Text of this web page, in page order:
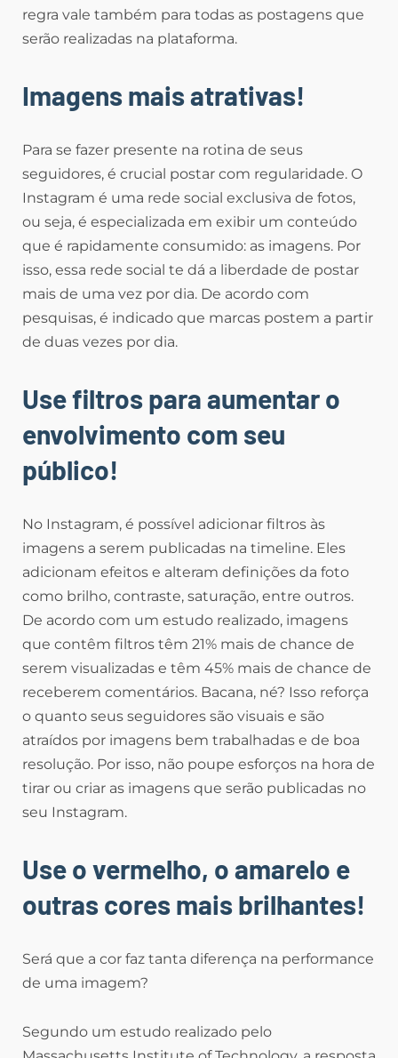
regra vale também para todas as postagens que
serão realizadas na plataforma.
Imagens mais atrativas!
Para se fazer presente na rotina de seus
seguidores, é crucial postar com regularidade. O
Instagram é uma rede social exclusiva de fotos,
ou seja, é especializada em exibir um conteúdo
que é rapidamente consumido: as imagens. Por
isso, essa rede social te dá a liberdade de postar
mais de uma vez por dia. De acordo com
pesquisas, é indicado que marcas postem a partir
de duas vezes por dia.
Use filtros para aumentar o
envolvimento com seu
público!
No Instagram, é possível adicionar filtros às
imagens a serem publicadas na timeline. Eles
adicionam efeitos e alteram definições da foto
como brilho, contraste, saturação, entre outros.
De acordo com um estudo realizado, imagens
que contêm filtros têm 21% mais de chance de
serem visualizadas e têm 45% mais de chance de
receberem comentários. Bacana, né? Isso reforça
o quanto seus seguidores são visuais e são
atraídos por imagens bem trabalhadas e de boa
resolução. Por isso, não poupe esforços na hora de
tirar ou criar as imagens que serão publicadas no
seu Instagram.
Use o vermelho, o amarelo e
outras cores mais brilhantes!
Será que a cor faz tanta diferença na performance
de uma imagem?
Segundo um estudo realizado pelo